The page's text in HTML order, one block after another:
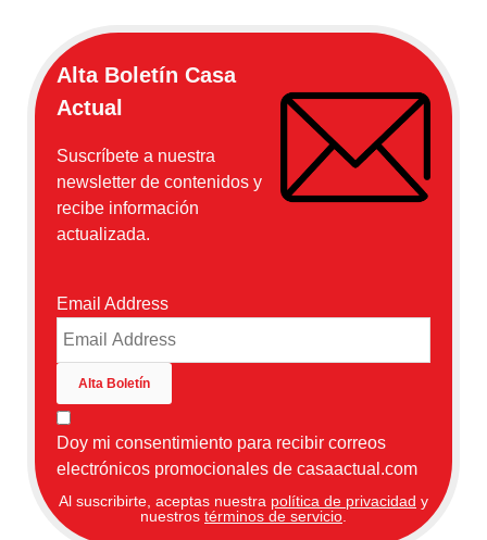
Alta Boletín Casa
Actual
Suscríbete a nuestra
newsletter de contenidos y
recibe información
actualizada.
Email Address
Doy mi consentimiento para recibir correos
electrónicos promocionales de casaactual.com
Al suscribirte, aceptas nuestra política de privacidad y
nuestros términos de servicio